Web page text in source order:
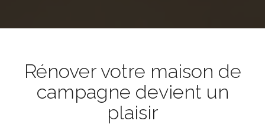
Rénover votre maison de
campagne devient un
plaisir